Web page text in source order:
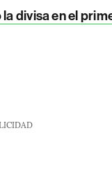
divisa en el